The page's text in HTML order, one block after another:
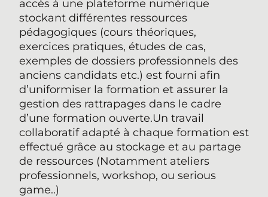
accès à une plateforme numérique
stockant différentes ressources
pédagogiques (cours théoriques,
exercices pratiques, études de cas,
exemples de dossiers professionnels des
anciens candidats etc.) est fourni afin
d’uniformiser la formation et assurer la
gestion des rattrapages dans le cadre
d’une formation ouverte.Un travail
collaboratif adapté à chaque formation est
effectué grâce au stockage et au partage
de ressources (Notamment ateliers
professionnels, workshop, ou serious
game..)